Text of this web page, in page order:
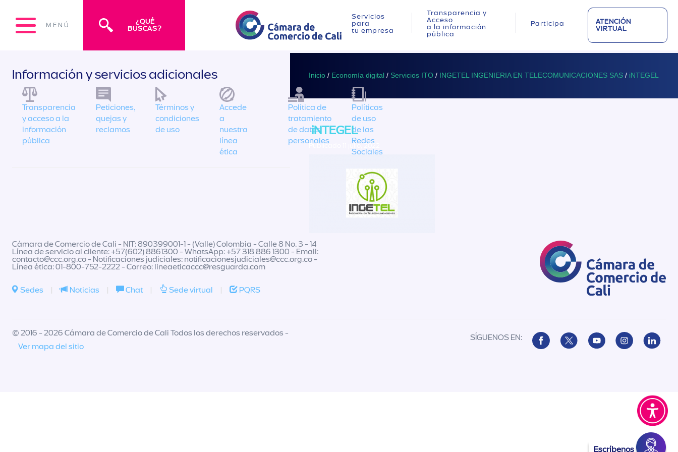
MENÚ
¿QUÉ
BUSCAS?
Servicios
para
tu empresa
Transparencia y
Acceso
a la información
pública
Participa
ATENCIÓN
VIRTUAL
Inicio / Economía digital / Servicios ITO / INGETEL INGENIERIA EN TELECOMUNICACIONES SAS / iNTEGEL
iNTEGEL
Publicado 11 julio, 2022
Escríbenos
Información y servicios adicionales
Transparencia
y acceso a la
información
pública
Peticiones,
quejas y
reclamos
Términos y
condiciones
de uso
Accede
a
nuestra
línea
ética
Política de
tratamiento
de datos
personales
Políticas
de uso
de las
Redes
Sociales
Cámara de Comercio de Cali - NIT: 890399001-1 - (Valle) Colombia - Calle 8 No. 3 - 14
Línea de servicio al cliente: +57(602) 8861300 - WhatsApp: +57 318 886 1300 - Email:
contacto@ccc.org.co- Notificaciones judiciales: notificacionesjudiciales@ccc.org.co-
Línea ética: 01-800-752-2222 - Correo: lineaeticaccc@resguarda.com
Sedes | Noticias | Chat | Sede virtual | PQRS
© 2016 - 2026 Cámara de Comercio de Cali Todos los derechos reservados -
Ver mapa del sitio
SÍGUENOS EN: